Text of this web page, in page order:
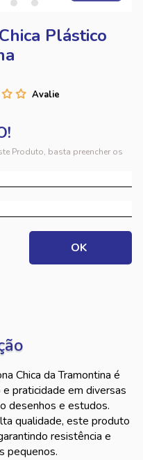
Plástico
Produto, basta preencher os
Chica da Tramontina é
praticidade em diversas
desenhos e estudos.
qualidade, este produto
resistência e
pequenos.